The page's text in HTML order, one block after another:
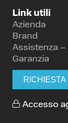
Link utili
Azienda
Brand
Assistenza –
Garanzia
Accesso